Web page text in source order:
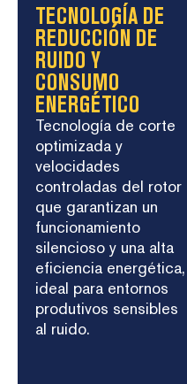
TECNOLOGÍA DE
REDUCCIÓN DE
RUIDO Y
CONSUMO
ENERGÉTICO
Tecnología de corte
optimizada y
velocidades
controladas del rotor
que garantizan un
funcionamiento
silencioso y una alta
eficiencia energética,
ideal para entornos
produtivos sensibles
al ruido.